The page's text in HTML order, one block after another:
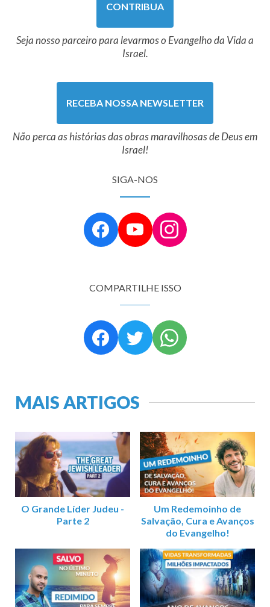
CONTRIBUA
Seja nosso parceiro para levarmos o Evangelho da Vida a
Israel.
RECEBA NOSSA NEWSLETTER
Não perca as histórias das obras maravilhosas de Deus em
Israel!
SIGA-NOS
COMPARTILHE ISSO
MAIS ARTIGOS
O Grande Líder Judeu -
Parte 2
Um Redemoinho de
Salvação, Cura e Avanços
do Evangelho!